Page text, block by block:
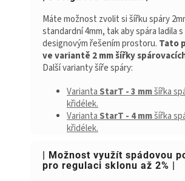
Máte možnost zvolit si šířku spáry
standardní 4mm, tak aby spára ladila
designovým řešením prostoru. Tato
ve variantě 2 mm šířky
Další varianty šíře spáry:
VariantaStarT - 3 mmšířka
křidélek.
VariantaStarT - 4 mmšířka
křidélek.
| Možnost využít spádovou
pro regulaci sklonu až 2% |